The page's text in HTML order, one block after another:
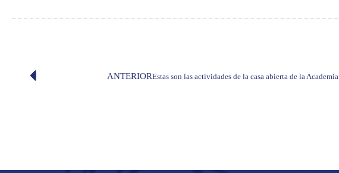
ANTERIOREstas son las actividades de la casa abierta de la Academia